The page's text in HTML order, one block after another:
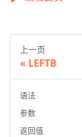
上一页
LEFTB
语法
参数
返回值